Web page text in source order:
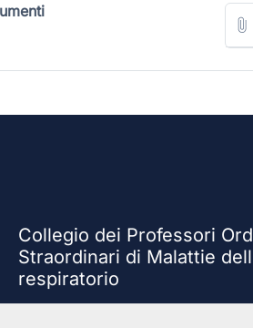
Collegio dei Professori
Straordinari di Malattie
respiratorio